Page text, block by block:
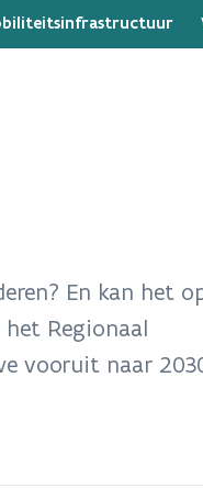
En kan het
Regionaal
vooruit naar